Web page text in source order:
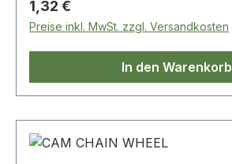
Regulärer Preis:
1,32 €
Preise inkl. MwSt. zzgl. Versandkosten
In den Warenkorb